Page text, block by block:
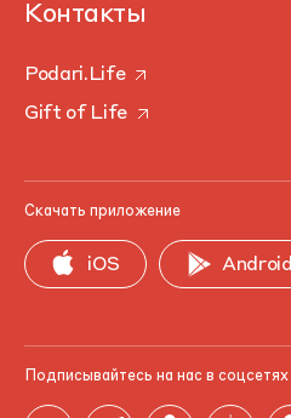
Контакты
Podari.Life
Gift of Life
Скачать приложение
iOS Android
Подписывайтесь на нас в соцсетях